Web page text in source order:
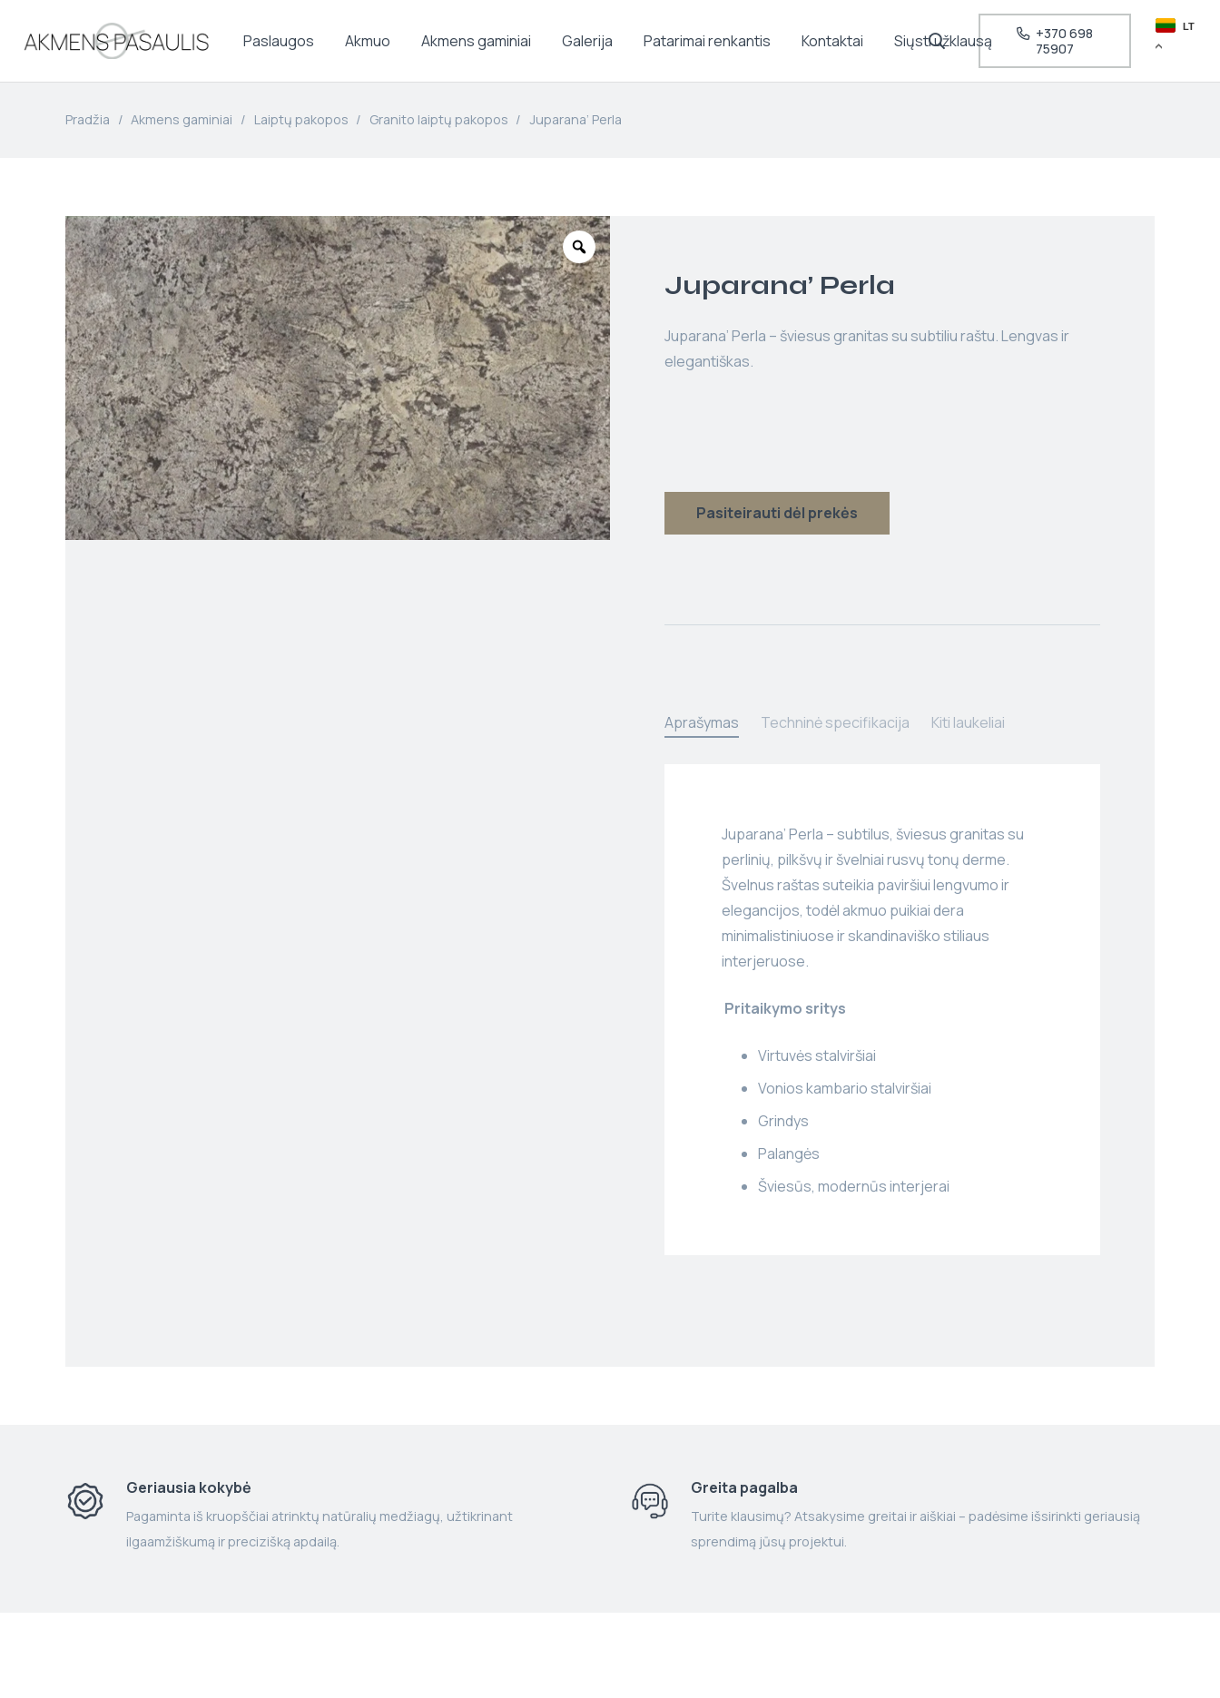
Paslaugos Akmuo Akmens gaminiai Galerija Patarimai renkantis Kontaktai Siųsti užklausą
+370 698
75907
LT
Pradžia / Akmens gaminiai / Laiptų pakopos / Granito laiptų pakopos / Juparana’ Perla
Juparana’ Perla
Juparana’ Perla – šviesus granitas su subtiliu raštu. Lengvas ir
elegantiškas.
Pasiteirauti dėl prekės
Aprašymas Techninė specifikacija Kiti laukeliai
Juparana’ Perla – subtilus, šviesus granitas su
perlinių, pilkšvų ir švelniai rusvų tonų derme.
Švelnus raštas suteikia paviršiui lengvumo ir
elegancijos, todėl akmuo puikiai dera
minimalistiniuose ir skandinaviško stiliaus
interjeruose.
Pritaikymo sritys
Virtuvės stalviršiai
Vonios kambario stalviršiai
Grindys
Palangės
Šviesūs, modernūs interjerai
Geriausia kokybė
Pagaminta iš kruopščiai atrinktų natūralių medžiagų, užtikrinant
ilgaamžiškumą ir precizišką apdailą.
Greita pagalba
Turite klausimų? Atsakysime greitai ir aiškiai – padėsime išsirinkti geriausią
sprendimą jūsų projektui.